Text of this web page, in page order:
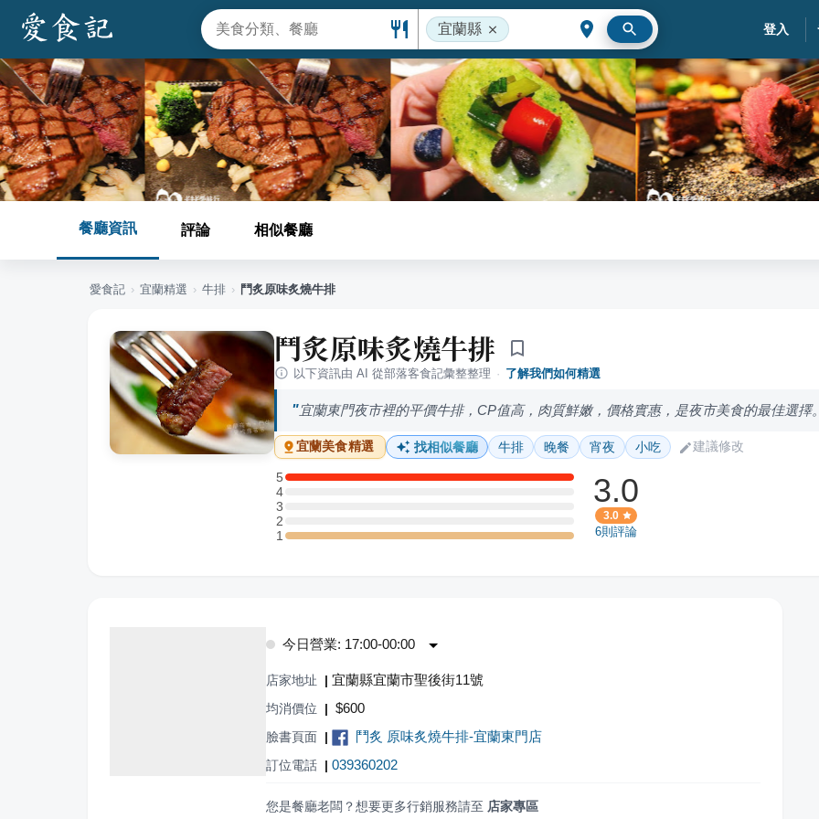
宜蘭縣 登入
餐廳資訊 評論 相似餐廳
愛食記 › 宜蘭精選 › 牛排 › 鬥炙原味炙燒牛排
鬥炙原味炙燒牛排
以下資訊由 AI 從部落客食記彙整整理 · 了解我們如何精選
宜蘭東門夜市裡的平價牛排，CP值高，肉質鮮嫩，價格實惠，是夜市美食的最佳選擇
宜蘭美食精選 找相似餐廳 牛排 晚餐 宵夜 小吃 建議修改
5
5 星：1 則評論
4
4 星：0 則評論
3
3 星：0 則評論
2
2 星：0 則評論
11 星：1 則評論
3.0
3.0
6則評論
今日營業: 17:00-00:00
店家地址 | 宜蘭縣宜蘭市聖後街11號
均消價位 | $600
臉書頁面 | 鬥炙 原味炙燒牛排-宜蘭東門店
訂位電話 | 039360202
您是餐廳老闆？想要更多行銷服務請至 店家專區